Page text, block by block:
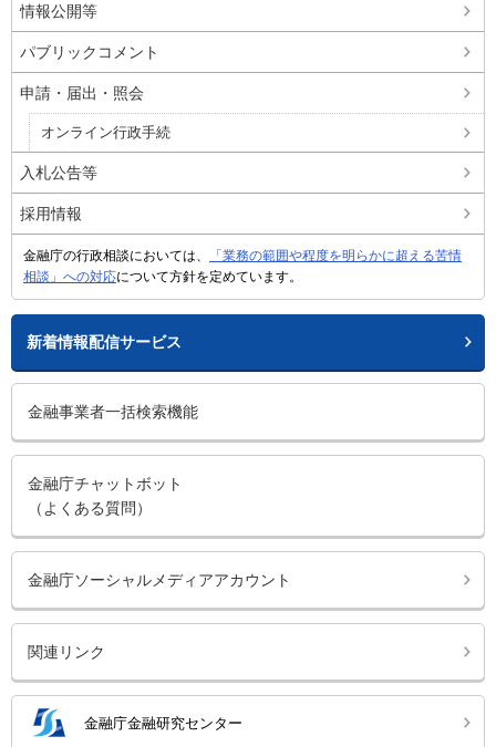
情報公開等
パブリックコメント
申請・届出・照会
オンライン行政手続
入札公告等
採用情報
金融庁の行政相談においては、
「業務の範囲や程度を明らかに超える苦情
相談」への対応について方針を定めています。
新着情報配信サービス
金融事業者一括検索機能
金融庁チャットボット
（よくある質問）
金融庁ソーシャルメディアアカウント
関連リンク
金融庁金融研究センター